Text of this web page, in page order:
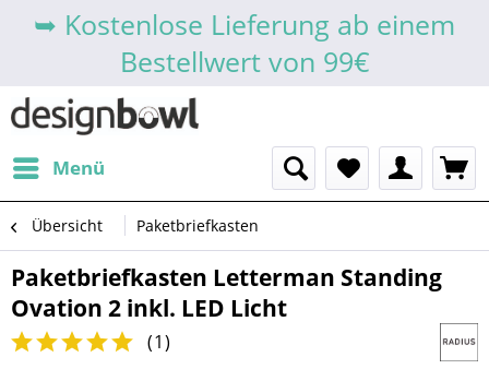
➥ Kostenlose Lieferung ab einem
Bestellwert von 99€
Menü
Übersicht Paketbriefkasten
Paketbriefkasten Letterman Standing
Ovation 2 inkl. LED Licht
(1)